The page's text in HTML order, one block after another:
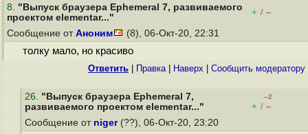
8. "Выпуск браузера Ephemeral 7, развиваемого
проектом elementar..."
+ / –
Сообщение от Аноним (8), 06-Окт-20, 22:31
толку мало, но красиво
Ответить Правка| Наверх Cообщить модератору
26. "Выпуск браузера Ephemeral 7,
развиваемого проектом elementar..."
–2
+ / –
Сообщение от niger(??), 06-Окт-20, 23:20